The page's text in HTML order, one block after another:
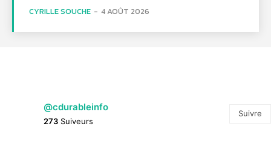
CYRILLE SOUCHE - 4 AOÛT 2026
@cdurableinfo
273 Suiveurs
Suivre